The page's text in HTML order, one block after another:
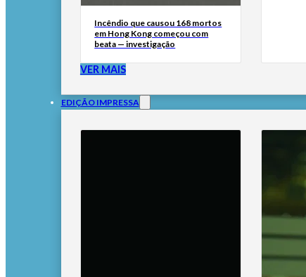
Incêndio que causou 168 mortos
em Hong Kong começou com
beata — investigação
VER MAIS
EDIÇÃO IMPRESSA